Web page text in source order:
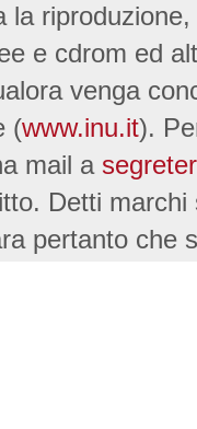
la
e cdrom ed
venga
(www.inu.it).
mail a
Detti
pertanto che